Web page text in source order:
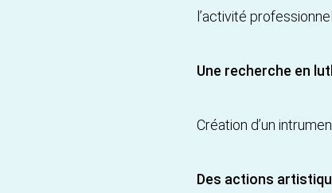
l’activité
Une recherche en
Création d’un
Des actions